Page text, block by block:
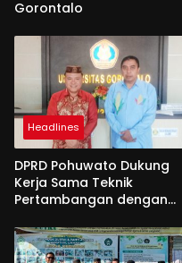
Gorontalo
Headlines
DPRD Pohuwato Dukung
Kerja Sama Teknik
Pertambangan dengan